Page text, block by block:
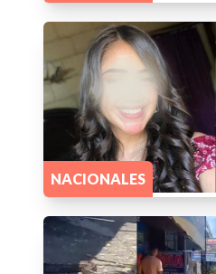
NACIONALES